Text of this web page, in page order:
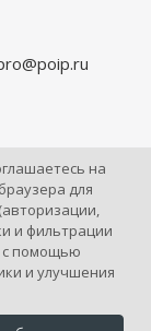
на
для
и фильтрации
с помощью
и улучшения